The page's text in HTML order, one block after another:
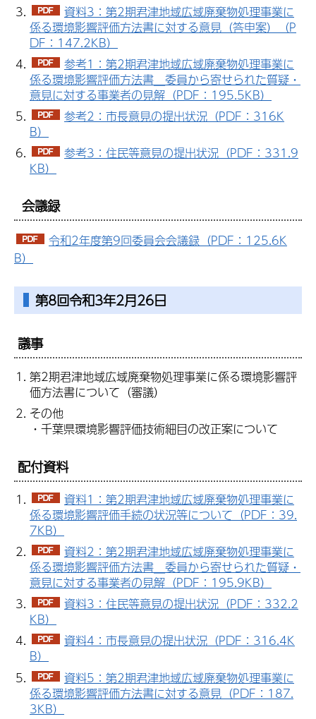
資料3：第2期君津地域広域廃棄物処理事業に
係る環境影響評価方法書に対する意見（答申案）（P
DF：147.2KB）
参考1：第2期君津地域広域廃棄物処理事業に
係る環境影響評価方法書＿委員から寄せられた質疑・
意見に対する事業者の見解（PDF：195.5KB）
参考2：市長意見の提出状況（PDF：316K
B）
参考3：住民等意見の提出状況（PDF：331.9
KB）
会議録
令和2年度第9回委員会会議録（PDF：125.6K
B）
第8回令和3年2月26日
議事
第2期君津地域広域廃棄物処理事業に係る環境影響評
価方法書について（審議）
その他
・千葉県環境影響評価技術細目の改正案について
配付資料
資料1：第2期君津地域広域廃棄物処理事業に
係る環境影響評価手続の状況等について（PDF：39.
7KB）
資料2：第2期君津地域広域廃棄物処理事業に
係る環境影響評価方法書＿委員から寄せられた質疑・
意見に対する事業者の見解（PDF：195.9KB）
資料3：住民等意見の提出状況（PDF：332.2
KB）
資料4：市長意見の提出状況（PDF：316.4K
B）
資料5：第2期君津地域広域廃棄物処理事業に
係る環境影響評価方法書に対する意見（PDF：187.
3KB）